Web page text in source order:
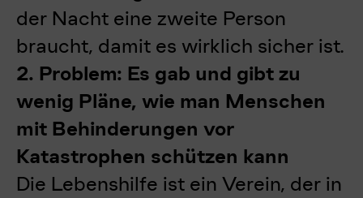
der Nacht eine zweite Person
braucht, damit es wirklich sicher ist.
2. Problem: Es gab und gibt zu
wenig Pläne, wie man Menschen
mit Behinderungen vor
Katastrophen schützen kann
Die Lebenshilfe ist ein Verein, der in